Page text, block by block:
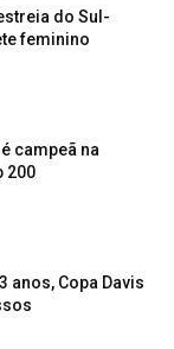
do Sul-
feminino
campeã na
200
anos, Copa Davis